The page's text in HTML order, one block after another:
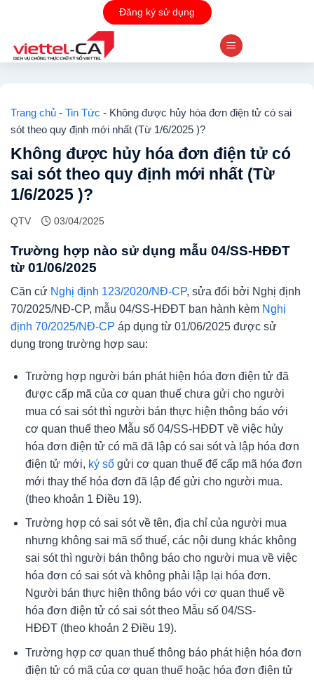
content
Đăng ký sử dụng
Trang chủ - Tin Tức - Không được hủy hóa đơn điện tử có sai
sót theo quy định mới nhất (Từ 1/6/2025 )?
Không được hủy hóa đơn điện tử có
sai sót theo quy định mới nhất (Từ
1/6/2025 )?
QTV 03/04/2025
Trường hợp nào sử dụng mẫu 04/SS-HĐĐT
từ 01/06/2025
Căn cứ Nghị định 123/2020/NĐ-CP, sửa đổi bởi Nghị định
70/2025/NĐ-CP, mẫu 04/SS-HĐĐT ban hành kèm Nghị
định 70/2025/NĐ-CP áp dụng từ 01/06/2025 được sử
dụng trong trường hợp sau:
Trường hợp người bán phát hiện hóa đơn điện tử đã
được cấp mã của cơ quan thuế chưa gửi cho người
mua có sai sót thì người bán thực hiện thông báo với
cơ quan thuế theo Mẫu số 04/SS-HĐĐT về việc hủy
hóa đơn điện tử có mã đã lập có sai sót và lập hóa đơn
điện tử mới, ký sốgửi cơ quan thuế để cấp mã hóa đơn
mới thay thế hóa đơn đã lập để gửi cho người mua.
(theo khoản 1 Điều 19).
Trường hợp có sai sót về tên, địa chỉ của người mua
nhưng không sai mã số thuế, các nội dung khác không
sai sót thì người bán thông báo cho người mua về việc
hóa đơn có sai sót và không phải lập lại hóa đơn.
Người bán thực hiện thông báo với cơ quan thuế về
hóa đơn điện tử có sai sót theo Mẫu số 04/SS-
HĐĐT (theo khoản 2 Điều 19).
Trường hợp cơ quan thuế thông báo phát hiện hóa đơn
điện tử có mã của cơ quan thuế hoặc hóa đơn điện tử